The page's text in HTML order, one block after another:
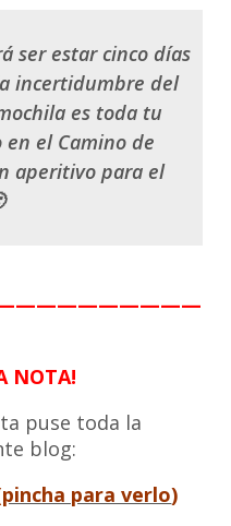
ser estar cinco días
incertidumbre del
es toda tu
el Camino de
aperitivo para el
NOTA!
puse toda la
blog:
pincha para verlo)